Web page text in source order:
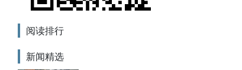
阅读排行
新闻精选